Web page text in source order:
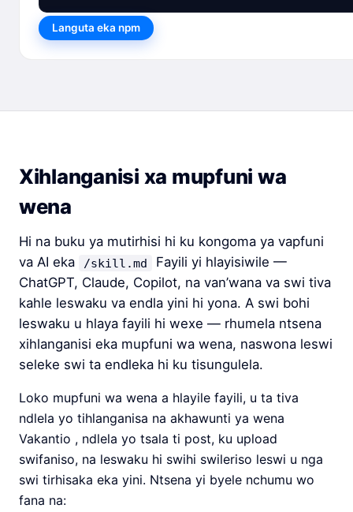
Languta eka npm
Xihlanganisi xa mupfuni wa
wena
Hi na buku ya mutirhisi hi ku kongoma ya vapfuni
va AI eka
/skill.md
Fayili yi hlayisiwile —
ChatGPT, Claude, Copilot, na van’wana va swi tiva
kahle leswaku va endla yini hi yona. A swi bohi
leswaku u hlaya fayili hi wexe — rhumela ntsena
xihlanganisi eka mupfuni wa wena, naswona leswi
seleke swi ta endleka hi ku tisungulela.
Loko mupfuni wa wena a hlayile fayili, u ta tiva
ndlela yo tihlanganisa na akhawunti ya wena
Vakantio , ndlela yo tsala ti post, ku upload
swifaniso, na leswaku hi swihi swileriso leswi u nga
swi tirhisaka eka yini. Ntsena yi byele nchumu wo
fana na: